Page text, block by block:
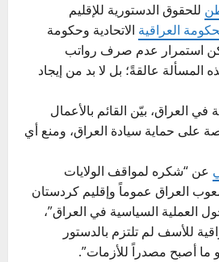
للحقوق الدستورية للإقليم
العراقية الاتحادية وحكومة
يمكن استمرار عدم صرف رواتب
المسألة عالقةً؛ بل لا بد من إيجاد
في العراق، بيّن القائم بالأعمال
على حماية سيادة العراق، ومنع أي
عن “شكره لمواقف الولايات
العراق عموماً وإقليم كردستان
السياسية في العراق”،
للأسف لم تلتزم بالدستور
ما أصبح مصدراً للأزمات”.